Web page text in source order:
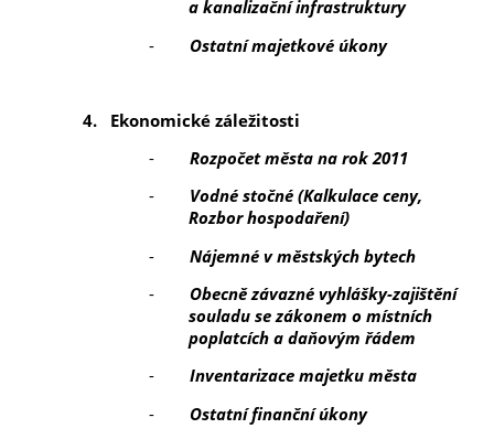
a kanalizační infrastruktury
-
Ostatní majetkové úkony
4.
Ekonomické záležitosti
-
Rozpočet města na rok 2011
-
Vodné stočné (Kalkulace ceny,
Rozbor hospodaření)
-
Nájemné v městských bytech
-
Obecně závazné vyhlášky-zajištění
souladu se zákonem o místních
poplatcích a daňovým řádem
-
Inventarizace majetku města
-
Ostatní finanční úkony